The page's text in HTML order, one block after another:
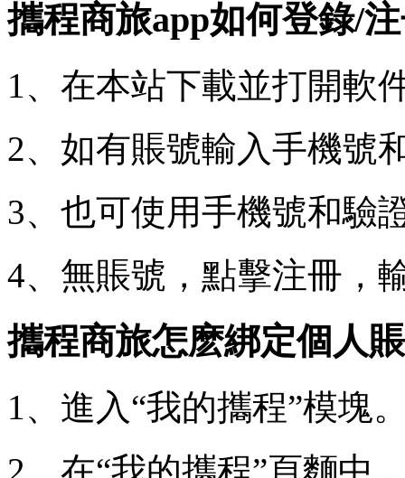
攜程商旅app如何登錄/
1、在本站下載並打開軟
2、如有賬號輸入手機號
3、也可使用手機號和驗
4、無賬號，點擊注冊，
攜程商旅怎麽綁定個人
1、進入“我的攜程”模塊